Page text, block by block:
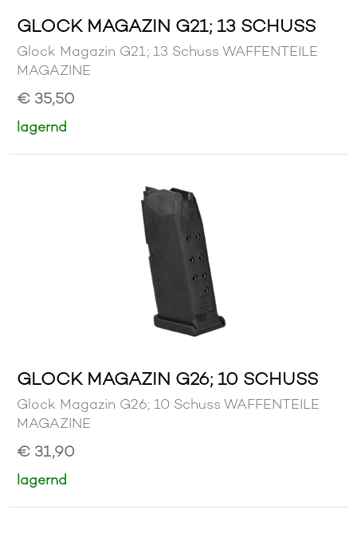
GLOCK MAGAZIN G21; 13 SCHUSS
Glock Magazin G21; 13 Schuss WAFFENTEILE
MAGAZINE
€ 35,50
lagernd
GLOCK MAGAZIN G26; 10 SCHUSS
Glock Magazin G26; 10 Schuss WAFFENTEILE
MAGAZINE
€ 31,90
lagernd